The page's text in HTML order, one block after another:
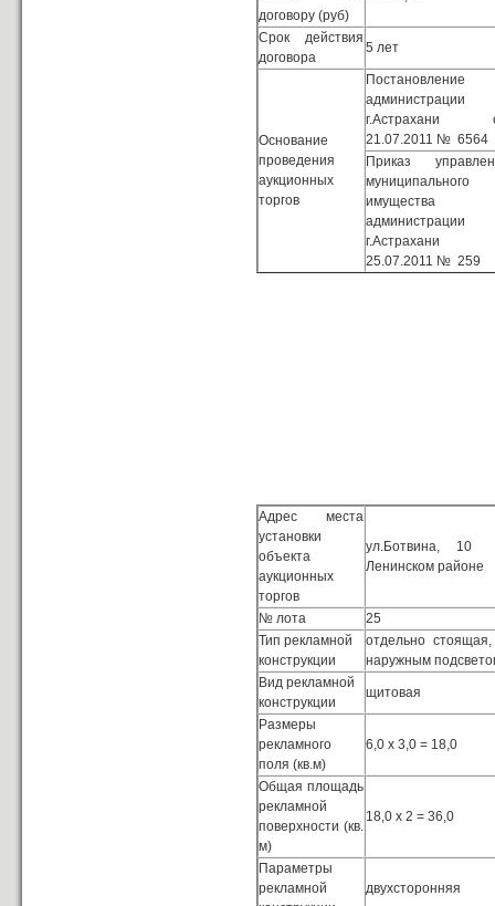
договору (руб)
Срок действия
договора
5 лет
Основание
проведения
аукционных
торгов
Постановление
администрации
г.Астрахани
21.07.2011 № 6564
Приказ
муниципального
имущества
администрации
г.Астрахани
25.07.2011 № 259
Адрес места
установки
объекта
аукционных
торгов
ул.Ботвина,
Ленинском районе
№ лота
25
Тип рекламной
конструкции
отдельно
наружным
Вид рекламной
конструкции
щитовая
Размеры
рекламного
поля (кв.м)
6,0 х 3,0 = 18,0
Общая площадь
рекламной
поверхности (кв.
м)
18,0 х 2 = 36,0
Параметры
рекламной
двухсторонняя